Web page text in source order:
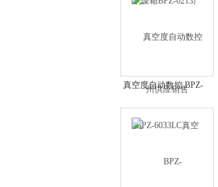
真空度自动数控 BPZ-